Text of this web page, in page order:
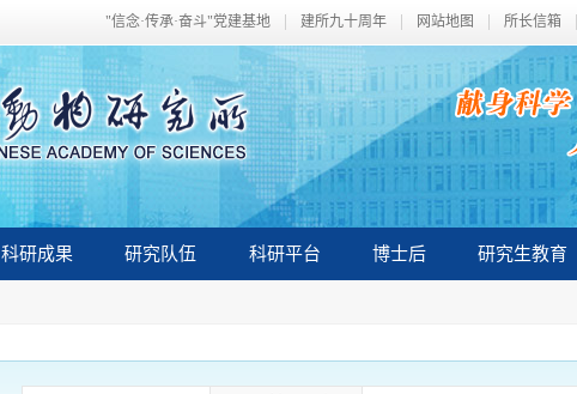
"信念·传承·奋斗"党建基地 建所九十周年 网站地图 所长信箱
科研成果 研究队伍 科研平台 博士后 研究生教育